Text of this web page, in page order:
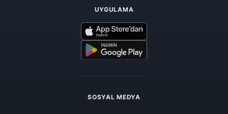
UYGULAMA
SOSYAL MEDYA